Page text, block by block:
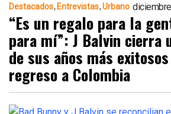
Destacados Entrevistas Urbano
“Es un regalo para la
para mí”: J Balvin cierra
de sus años más
regreso a Colombia